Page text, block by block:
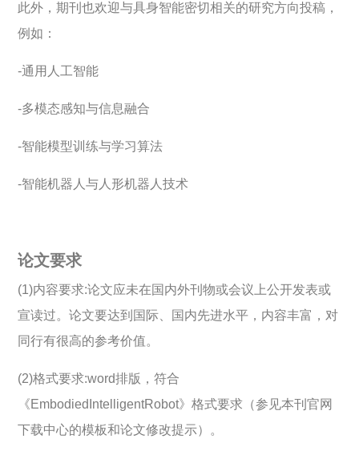
此外，期刊也欢迎与具身智能密切相关的研究方向投稿，
例如：
-通用人工智能
-多模态感知与信息融合
-智能模型训练与学习算法
-智能机器人与人形机器人技术
论文要求
(1)内容要求:论文应未在国内外刊物或会议上公开发表或
宣读过。论文要达到国际、国内先进水平，内容丰富，对
同行有很高的参考价值。
(2)格式要求:word排版，符合
《EmbodiedIntelligentRobot》格式要求（参见本刊官网
下载中心的模板和论文修改提示）。